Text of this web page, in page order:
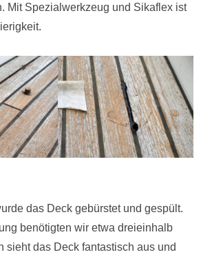
Mit Spezialwerkzeug und Sikaflex ist
das Deck gebürstet und gespült.
benötigten wir etwa dreieinhalb
sieht das Deck fantastisch aus und